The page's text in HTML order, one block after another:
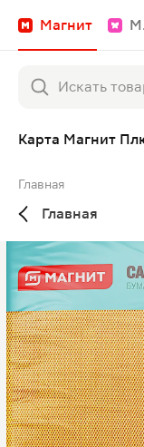
Магнит
Карта Магнит
Главная
Главная